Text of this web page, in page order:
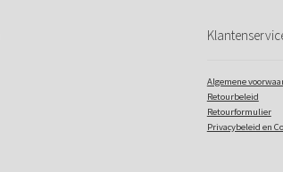
Algemene
Retourbeleid
Retourformulier
Privacybeleid en